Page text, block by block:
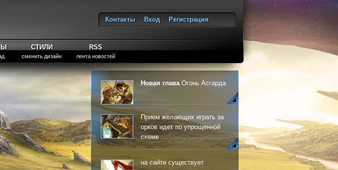
Контакты Вход
Регистрация
СТИЛИ
сменить дизайн
RSS
лента новостей
Новая главаОгонь Асгарда
Прием желающих играть за
орков идет по упрощенной
схеме
на сайте существует